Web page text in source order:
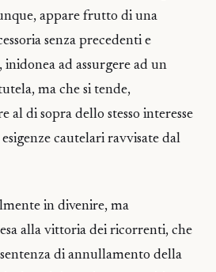
appare frutto di una
senza precedenti e
ad assurgere ad un
ma che si tende,
al di sopra dello stesso interesse
cautelari ravvisate dal
in divenire, ma
alla vittoria dei ricorrenti, che
di annullamento della